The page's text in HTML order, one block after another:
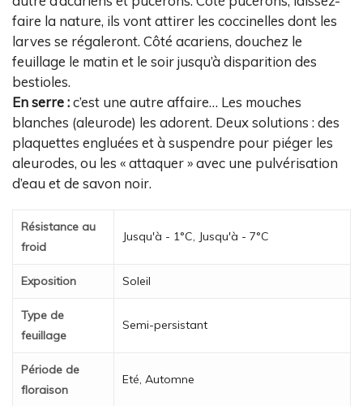
faire la nature, ils vont attirer les coccinelles dont les
larves se régaleront. Côté acariens, douchez le
feuillage le matin et le soir jusqu’à disparition des
bestioles.
En serre :c’est une autre affaire… Les mouches
blanches (aleurode) les adorent. Deux solutions : des
plaquettes engluées et à suspendre pour piéger les
aleurodes, ou les « attaquer » avec une pulvérisation
d’eau et de savon noir.
Résistance au
froid
Jusqu'à - 1°C, Jusqu'à - 7°C
Exposition Soleil
Type de
feuillage
Semi-persistant
Période de
floraison
Eté, Automne